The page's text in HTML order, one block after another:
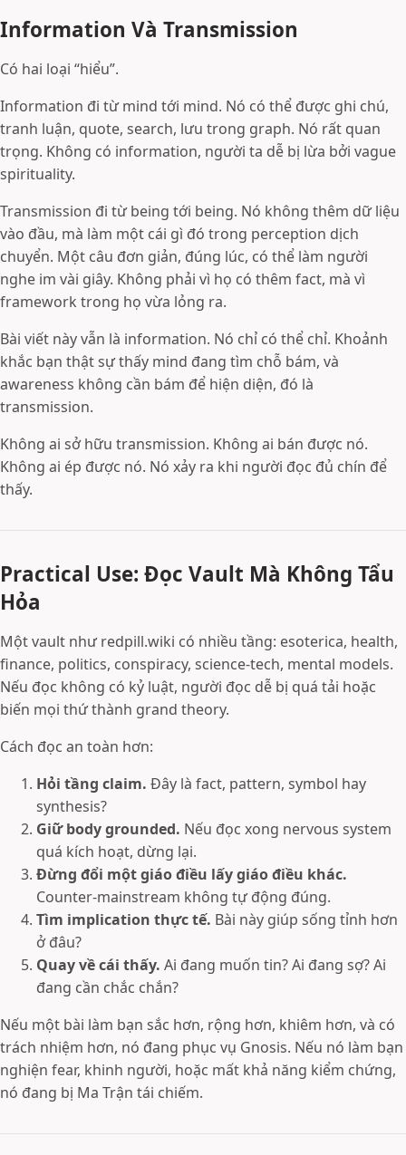
Information Và Transmission
Có hai loại “hiểu”.
Information đi từ mind tới mind. Nó có thể được ghi chú,
tranh luận, quote, search, lưu trong graph. Nó rất quan
trọng. Không có information, người ta dễ bị lừa bởi vague
spirituality.
Transmission đi từ being tới being. Nó không thêm dữ liệu
vào đầu, mà làm một cái gì đó trong perception dịch
chuyển. Một câu đơn giản, đúng lúc, có thể làm người
nghe im vài giây. Không phải vì họ có thêm fact, mà vì
framework trong họ vừa lỏng ra.
Bài viết này vẫn là information. Nó chỉ có thể chỉ. Khoảnh
khắc bạn thật sự thấy mind đang tìm chỗ bám, và
awareness không cần bám để hiện diện, đó là
transmission.
Không ai sở hữu transmission. Không ai bán được nó.
Không ai ép được nó. Nó xảy ra khi người đọc đủ chín để
thấy.
Practical Use: Đọc Vault Mà Không Tẩu
Hỏa
Một vault như redpill.wiki có nhiều tầng: esoterica, health,
finance, politics, conspiracy, science-tech, mental models.
Nếu đọc không có kỷ luật, người đọc dễ bị quá tải hoặc
biến mọi thứ thành grand theory.
Cách đọc an toàn hơn:
Hỏi tầng claim. Đây là fact, pattern, symbol hay
synthesis?
Giữ body grounded. Nếu đọc xong nervous system
quá kích hoạt, dừng lại.
Đừng đổi một giáo điều lấy giáo điều khác.
Counter-mainstream không tự động đúng.
Tìm implication thực tế. Bài này giúp sống tỉnh hơn
ở đâu?
Quay về cái thấy. Ai đang muốn tin? Ai đang sợ? Ai
đang cần chắc chắn?
Nếu một bài làm bạn sắc hơn, rộng hơn, khiêm hơn, và có
trách nhiệm hơn, nó đang phục vụ Gnosis. Nếu nó làm bạn
nghiện fear, khinh người, hoặc mất khả năng kiểm chứng,
nó đang bị Ma Trận tái chiếm.